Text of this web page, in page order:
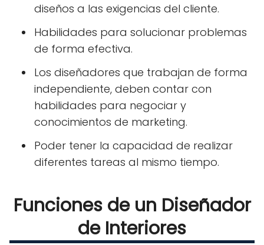
diseños a las exigencias del cliente.
Habilidades para solucionar problemas
de forma efectiva.
Los diseñadores que trabajan de forma
independiente, deben contar con
habilidades para negociar y
conocimientos de marketing.
Poder tener la capacidad de realizar
diferentes tareas al mismo tiempo.
Funciones de un Diseñador
de Interiores